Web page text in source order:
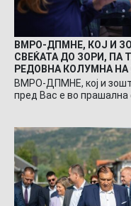
ВМРО-ДПМНЕ, КОЈ И
СВЕЌАТА ДО ЗОРИ, ПА
РЕДОВНА КОЛУМНА
ВМРО-ДПМНЕ, кој и
пред Вас е во